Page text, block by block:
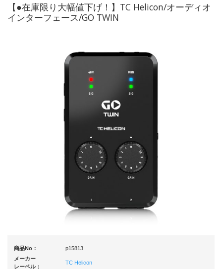
【●在庫限り大幅値下げ！】TC Helicon/オーディオ
インターフェース/GO TWIN
商品No：
p15813
メーカー
レーベル：
TC Helicon